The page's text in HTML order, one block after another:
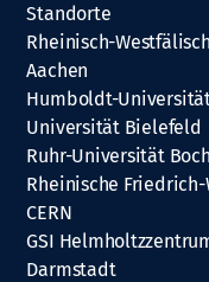
Standorte
Rheinisch-
Aachen
Humboldt-
Universität Bielefeld
Ruhr-Universität
Rheinische
CERN
GSI
Darmstadt